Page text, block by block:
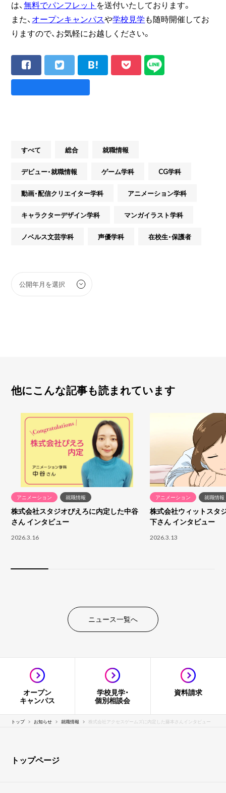
は、無料でパンフレット を送付いたしております。
また、 オープンキャンパスや学校見学も随時開催してお
りますので、お気軽にお越しください。
すべて 総合 就職情報
デビュー・就職情報 ゲーム学科 CG学科
動画・配信クリエイター学科 アニメーション学科
キャラクターデザイン学科 マンガイラスト学科
ノベルス文芸学科 声優学科 在校生・保護者
他にこんな記事も読まれています
アニメーション 就職情報
株式会社スタジオぴえろに内定した中谷
さん インタビュー
2026.3.16
アニメーション 就職情報
株式会社ウィットスタ
下さん インタビュー
2026.3.13
ニュース一覧へ
オープン
キャンパス
学校見学・
個別相談会
資料請求
トップ お知らせ 就職情報 株式会社アクセスゲームズに内定した藤本さんインタビュー
トップページ